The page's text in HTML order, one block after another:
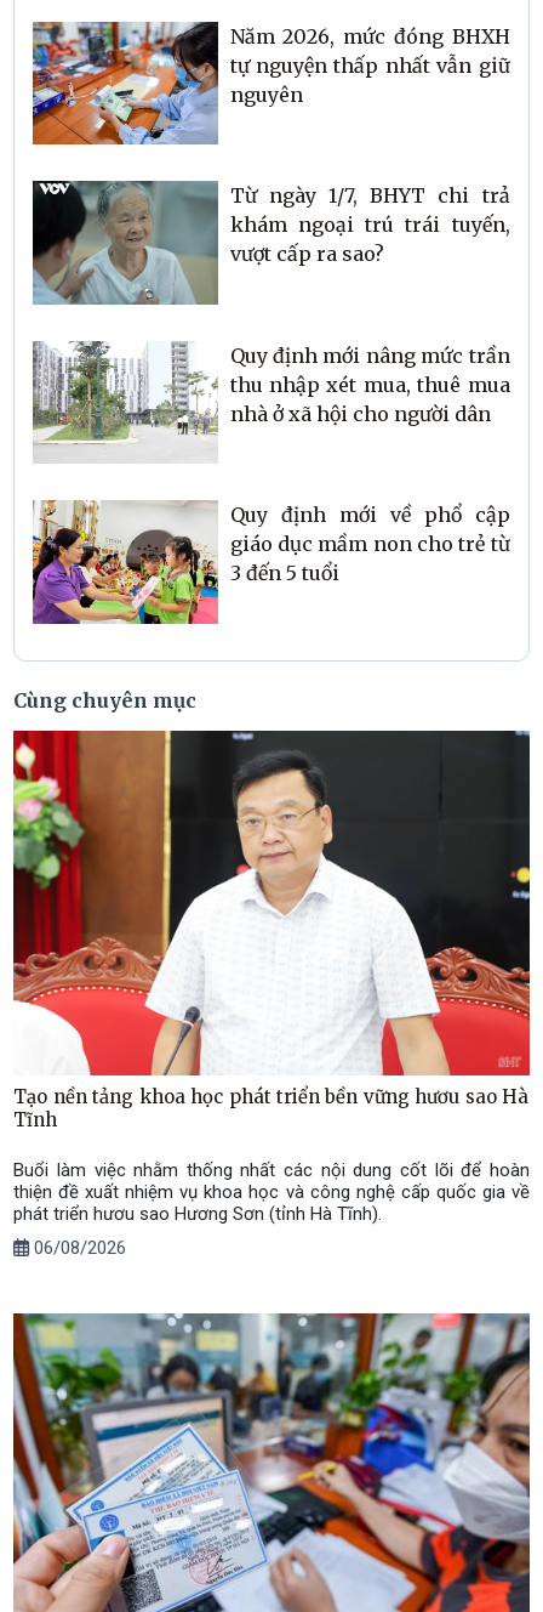
Năm 2026, mức đóng BHXH
tự nguyện thấp nhất vẫn giữ
nguyên
Từ ngày 1/7, BHYT chi trả
khám ngoại trú trái tuyến,
vượt cấp ra sao?
Quy định mới nâng mức trần
thu nhập xét mua, thuê mua
nhà ở xã hội cho người dân
Quy định mới về phổ cập
giáo dục mầm non cho trẻ từ
3 đến 5 tuổi
Cùng chuyên mục
Tạo nền tảng khoa học phát triển bền vững hươu sao Hà
Tĩnh
Buổi làm việc nhằm thống nhất các nội dung cốt lõi để hoàn
thiện đề xuất nhiệm vụ khoa học và công nghệ cấp quốc gia về
phát triển hươu sao Hương Sơn (tỉnh Hà Tĩnh).
06/08/2026